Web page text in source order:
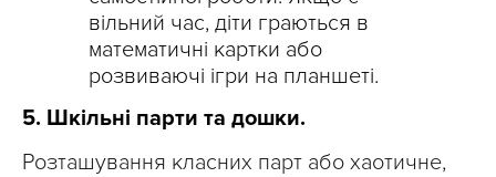
вільний час, діти граються в
математичні картки або
розвиваючі ігри на планшеті.
5. Шкільні парти та дошки.
Розташування класних парт або хаотичне,